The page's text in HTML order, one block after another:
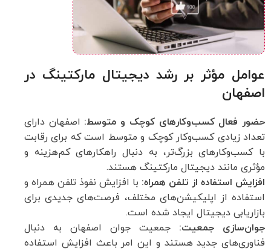
عوامل مؤثر بر رشد دیجیتال مارکتینگ در
اصفهان
حضور فعال کسب‌وکارهای کوچک و متوسط: اصفهان دارای
تعداد زیادی کسب‌وکار کوچک و متوسط است که برای رقابت
با کسب‌وکارهای بزرگ‌تر، به دنبال راهکارهای کم‌هزینه و
مؤثری مانند دیجیتال مارکتینگ هستند.
افزایش استفاده از تلفن همراه: با افزایش نفوذ تلفن همراه و
استفاده از اپلیکیشن‌های مختلف، فرصت‌های جدیدی برای
بازاریابی دیجیتال ایجاد شده است.
جوان‌سازی جمعیت: جمعیت جوان اصفهان به دنبال
فناوری‌های جدید هستند و این امر باعث افزایش استفاده